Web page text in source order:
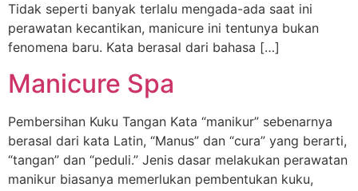
Tidak seperti banyak terlalu mengada-ada saat ini
perawatan kecantikan, manicure ini tentunya bukan
fenomena baru. Kata berasal dari bahasa […]
Manicure Spa
Pembersihan Kuku Tangan Kata “manikur” sebenarnya
berasal dari kata Latin, “Manus” dan “cura” yang berarti,
“tangan” dan “peduli.” Jenis dasar melakukan perawatan
manikur biasanya memerlukan pembentukan kuku,